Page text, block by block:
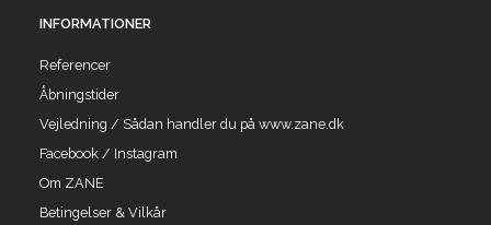
INFORMATIONER
Referencer
Åbningstider
Vejledning / Sådan handler du på www.zane.dk
Facebook / Instagram
Om ZANE
Betingelser & Vilkår